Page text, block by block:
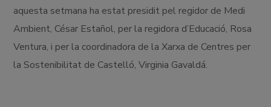
aquesta setmana ha estat presidit pel regidor de Medi
Ambient, César Estañol, per la regidora d’Educació, Rosa
Ventura, i per la coordinadora de la Xarxa de Centres per
la Sostenibilitat de Castelló, Virginia Gavaldá.